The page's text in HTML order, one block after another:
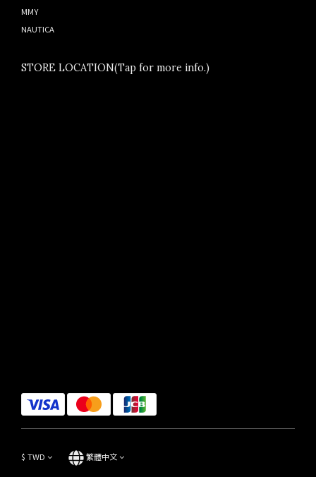
MMY
NAUTICA
STORE LOCATION(Tap for more info.)
$ TWD 繁體中文